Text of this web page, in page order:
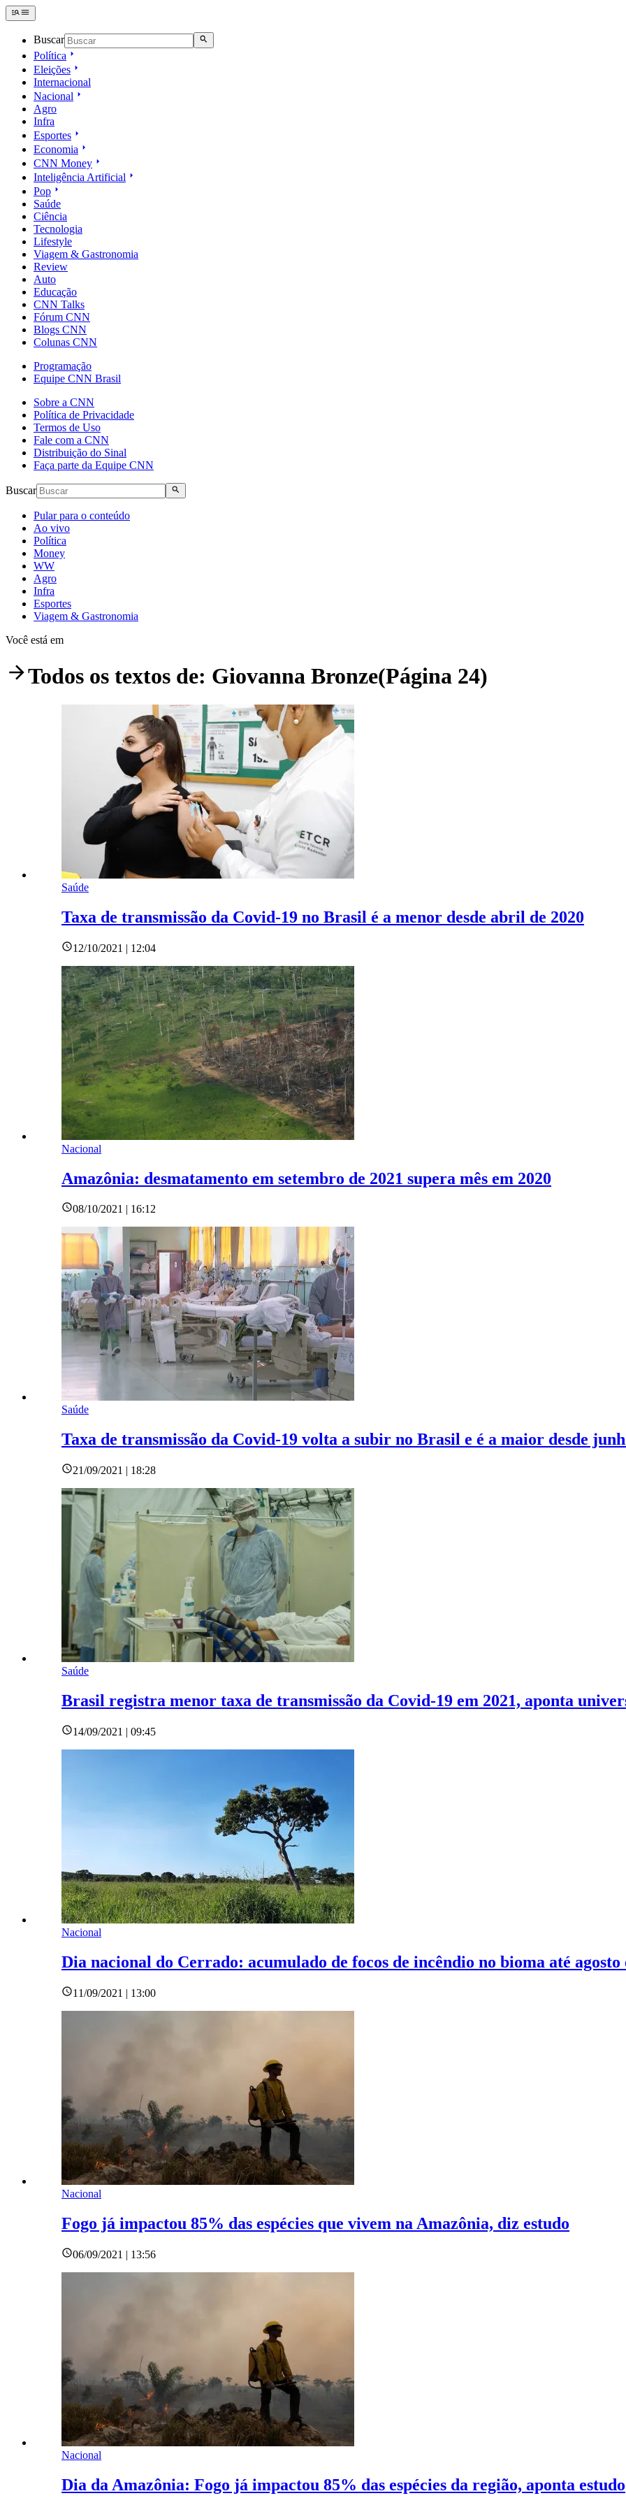
Buscar
Política
Eleições
Internacional
Nacional
Agro
Infra
Esportes
Economia
CNN Money
Inteligência Artificial
Pop
Saúde
Ciência
Tecnologia
Lifestyle
Viagem & Gastronomia
Review
Auto
Educação
CNN Talks
Fórum CNN
Blogs CNN
Colunas CNN
Programação
Equipe CNN Brasil
Sobre a CNN
Política de Privacidade
Termos de Uso
Fale com a CNN
Distribuição do Sinal
Faça parte da Equipe CNN
Buscar
Pular para o conteúdo
Ao vivo
Política
Money
WW
Agro
Infra
Esportes
Viagem & Gastronomia
Você está em
Todos os textos de: Giovanna Bronze(Página 24)
Saúde
Taxa de transmissão da Covid-19 no Brasil é a menor desde abril de 2020
12/10/2021 | 12:04
Nacional
Amazônia: desmatamento em setembro de 2021 supera mês em 2020
08/10/2021 | 16:12
Saúde
Taxa de transmissão da Covid-19 volta a subir no Brasil e é a maior desde
21/09/2021 | 18:28
Saúde
Brasil registra menor taxa de transmissão da Covid-19 em 2021, aponta
14/09/2021 | 09:45
Nacional
Dia nacional do Cerrado: acumulado de focos de incêndio no bioma até agosto
11/09/2021 | 13:00
Nacional
Fogo já impactou 85% das espécies que vivem na Amazônia, diz estudo
06/09/2021 | 13:56
Nacional
Dia da Amazônia: Fogo já impactou 85% das espécies da região, aponta estudo